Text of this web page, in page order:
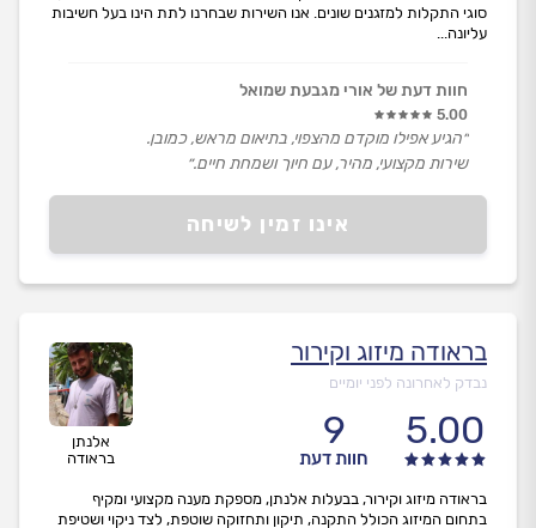
אינו זמין לשיחה
סוגי התקלות למזגנים שונים. אנו השירות שבחרנו לתת הינו בעל חשיבות
עליונה...
חוות דעת של אורי מגבעת שמואל
5.00
״הגיע אפילו מוקדם מהצפוי, בתיאום מראש, כמובן.
שירות מקצועי, מהיר, עם חיוך ושמחת חיים.״
אלנתן
בראודה
בראודה מיזוג וקירור
נבדק לאחרונה לפני יומיים
5.00
9
חוות דעת
בראודה מיזוג וקירור, בבעלות אלנתן, מספקת מענה מקצועי ומקיף
בתחום המיזוג הכולל התקנה, תיקון ותחזוקה שוטפת, לצד ניקוי ושטיפת